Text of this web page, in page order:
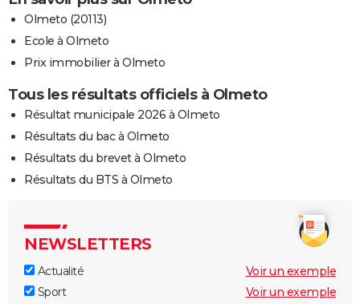
Olmeto (20113)
Ecole à Olmeto
Prix immobilier à Olmeto
Tous les résultats officiels à Olmeto
Résultat municipale 2026 à Olmeto
Résultats du bac à Olmeto
Résultats du brevet à Olmeto
Résultats du BTS à Olmeto
NEWSLETTERS
Actualité
Voir un exemple
Sport
Voir un exemple